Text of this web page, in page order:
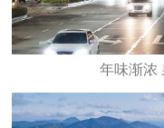
年味渐浓